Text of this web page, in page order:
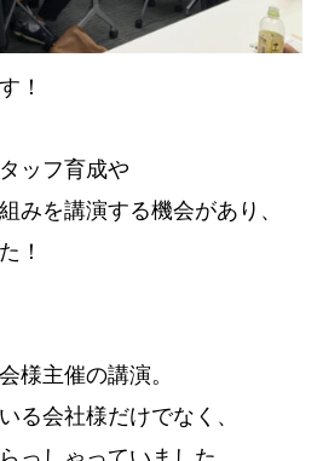
！
ッフ育成や
みを講演する機会があり、
！
様主催の講演。
る会社様だけでなく、